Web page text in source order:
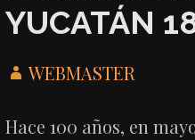
YUCATÁN
WEBMASTER
Hace 100 años, en